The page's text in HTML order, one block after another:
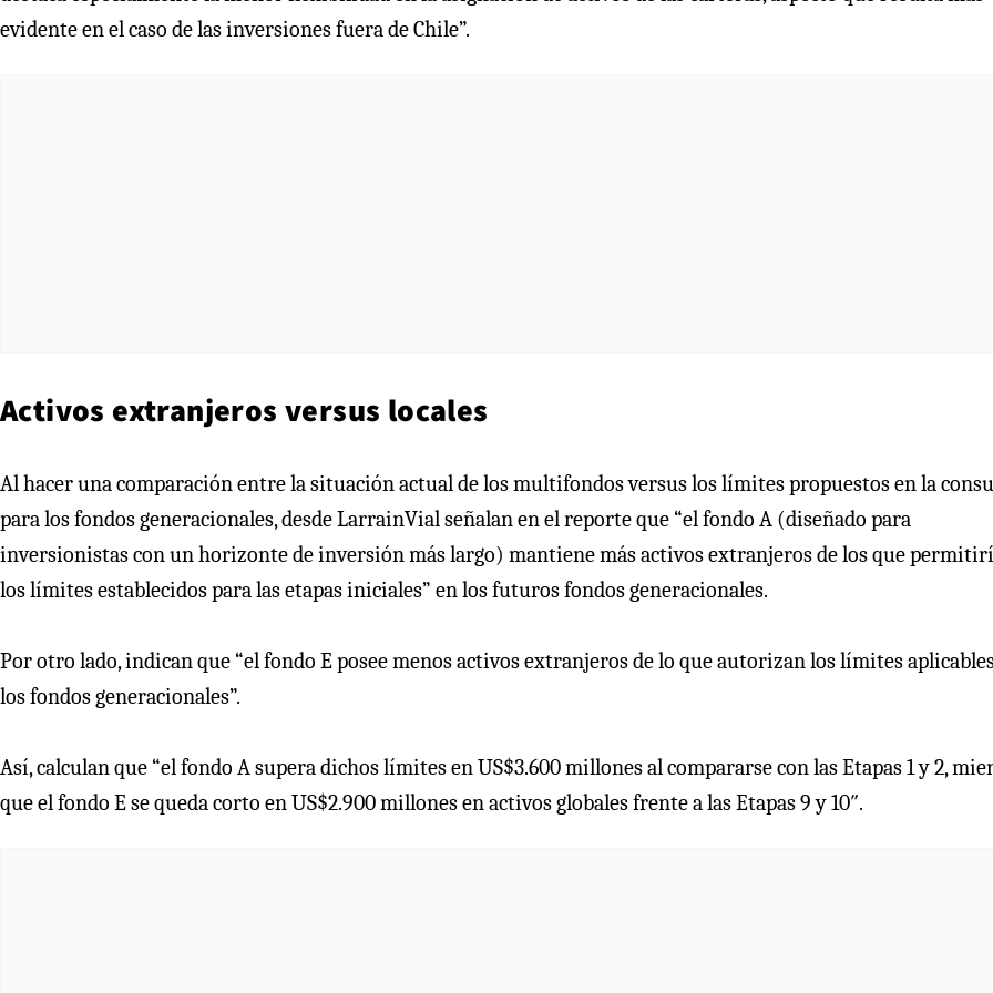
evidente en el caso de las inversiones fuera de Chile”.
Activos extranjeros versus locales
Al hacer una comparación entre la situación actual de los multifondos versus los límites propuestos en la
para los fondos generacionales, desde LarrainVial señalan en el reporte que “el fondo A (diseñado para
inversionistas con un horizonte de inversión más largo) mantiene más activos extranjeros de los que
los límites establecidos para las etapas iniciales” en los futuros fondos generacionales.
Por otro lado, indican que “el fondo E posee menos activos extranjeros de lo que autorizan los límites
los fondos generacionales”.
Así, calculan que “el fondo A supera dichos límites en US$3.600 millones al compararse con las Etapas 1 y 2,
que el fondo E se queda corto en US$2.900 millones en activos globales frente a las Etapas 9 y 10″.